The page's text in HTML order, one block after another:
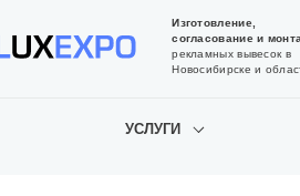
Изготовление,
согласование и
рекламных вывесок в
Новосибирске и
УСЛУГИ